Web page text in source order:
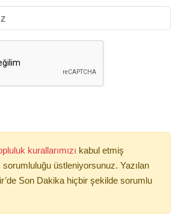
kurallarımızı kabul etmiş
üstleniyorsunuz. Yazılan
Son Dakika hiçbir şekilde sorumlu